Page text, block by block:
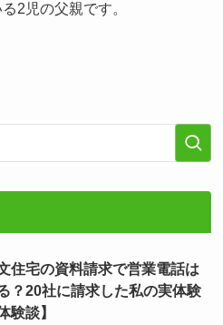
2児の父親です。
住宅の資料請求で営業電話は
？20社に請求した私の実体験
験談】